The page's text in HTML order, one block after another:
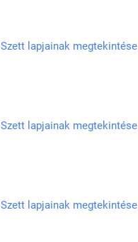
Szett lapjainak megtekintése
Szett lapjainak megtekintése
Szett lapjainak megtekintése